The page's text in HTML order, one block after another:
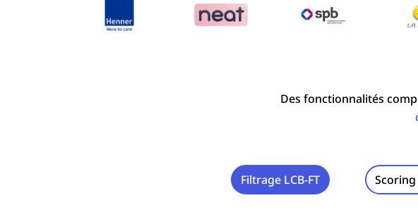
Des fonctionnalités
Filtrage LCB-FT